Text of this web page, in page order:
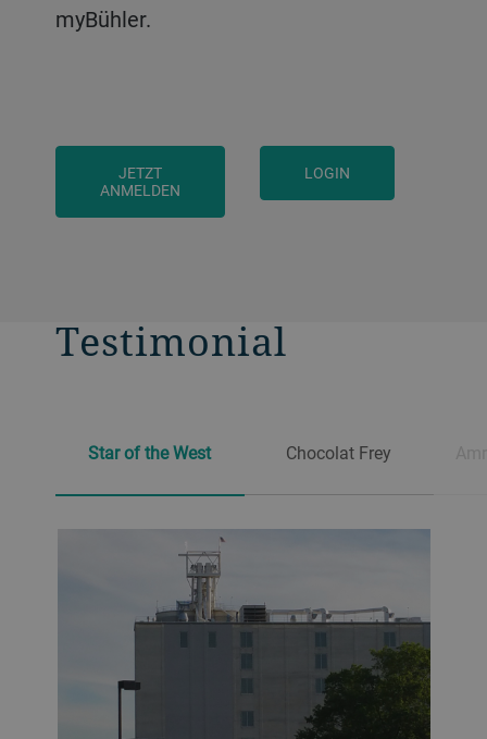
myBühler.
JETZT
ANMELDEN
LOGIN
Testimonial
Star of the West Chocolat Frey